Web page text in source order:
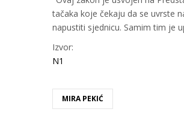
tačaka koje čekaju da se uvrste
napustiti sjednicu. Samim tim je
Izvor:
N1
MIRA PEKIĆ